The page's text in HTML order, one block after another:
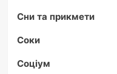
Сни та прикмети
Соки
Соціум